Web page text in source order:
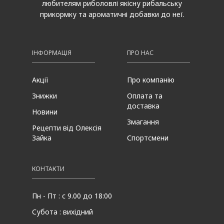
любителям риболовлі якісну рибальську
прикормку та ароматичні добавки до неї.
ІНФОРМАЦІЯ
Акції
Знижки
Новини
Рецепти від Олексія
Зайка
ПРО НАС
Про компанію
Оплата та
доставка
Змагання
Спортсмени
КОНТАКТИ
Пн - Пт : с 9.00 до 18:00
Субота : вихідний